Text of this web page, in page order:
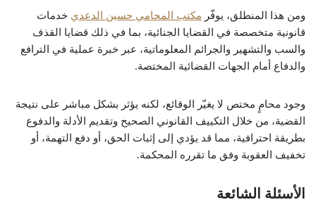
ومن هذا المنطلق، يوفّر مكتب المحامي حسين الدعدي خدمات
قانونية متخصصة في القضايا الجنائية، بما في ذلك قضايا القذف
والسب والتشهير والجرائم المعلوماتية، عبر خبرة عملية في الترافع
والدفاع أمام الجهات القضائية المختصة.
وجود محامٍ مختص لا يغيّر الوقائع، لكنه يؤثر بشكل مباشر على نتيجة
القضية، من خلال التكييف القانوني الصحيح وتقديم الأدلة والدفوع
بطريقة احترافية، مما قد يؤدي إلى إثبات الحق، أو دفع التهمة، أو
تخفيف العقوبة وفق ما تقرره المحكمة.
الأسئلة الشائعة